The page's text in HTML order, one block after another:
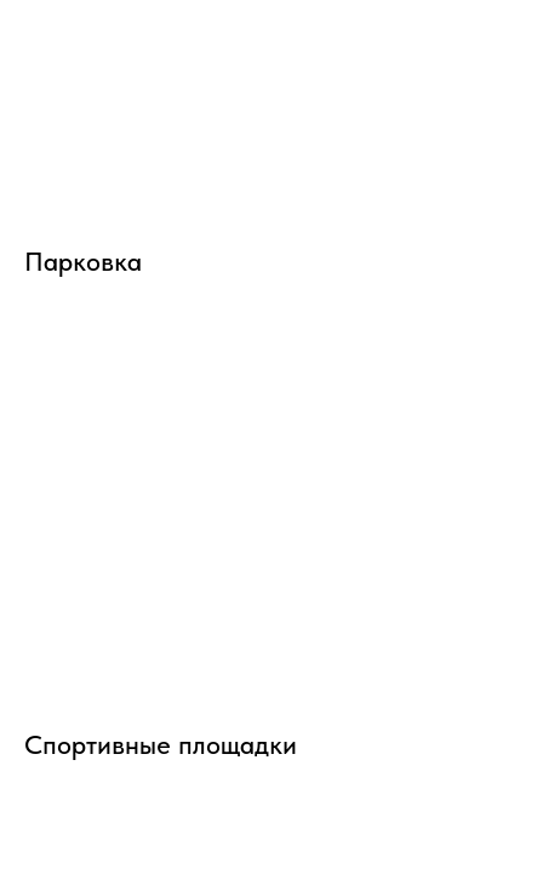
Парковка
Спортивные площадки